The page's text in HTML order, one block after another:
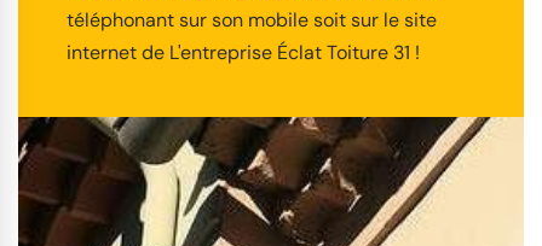
téléphonant sur son mobile soit sur le site
internet de L'entreprise Éclat Toiture 31 !